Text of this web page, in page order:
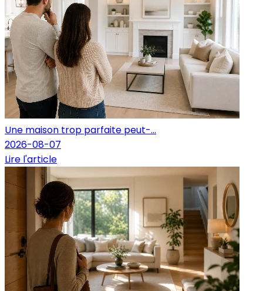
Une maison trop parfaite peut-...
2026-08-07
Lire l'article